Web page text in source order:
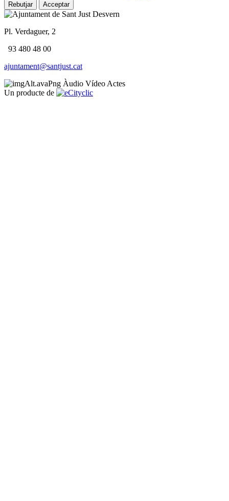
Rebutjar Acceptar
Pl. Verdaguer, 2
93 480 48 00
ajuntament@santjust.cat
Àudio Vídeo Actes
Un producte de